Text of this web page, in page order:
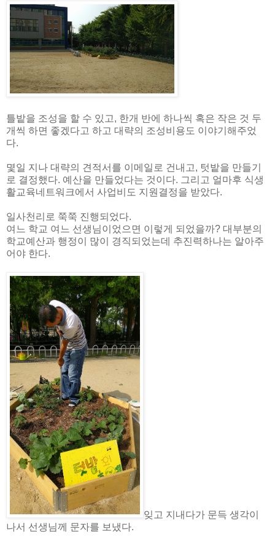
틀밭을 조성을 할 수 있고, 한개 반에 하나씩 혹은 작은 것 두
개씩 하면 좋겠다고 하고 대략의 조성비용도 이야기해주었
다.
몇일 지나 대략의 견적서를 이메일로 건내고, 텃밭을 만들기
로 결정했다. 예산을 만들었다는 것이다. 그리고 얼마후 식생
활교육네트워크에서 사업비도 지원결정을 받았다.
일사천리로 쭉쭉 진행되었다.
여느 학교 여느 선생님이었으면 이렇게 되었을까? 대부분의
학교예산과 행정이 많이 경직되었는데 추진력하나는 알아주
어야 한다.
잊고 지내다가 문득 생각이
나서 선생님께 문자를 보냈다.